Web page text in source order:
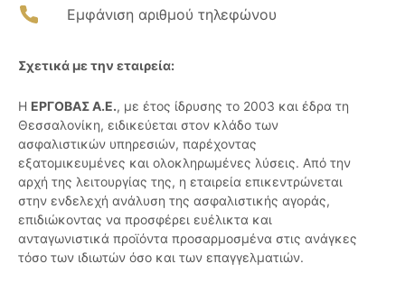
Εμφάνιση αριθμού τηλεφώνου
Σχετικά με την εταιρεία:
Η ΕΡΓΟΒΑΣ Α.Ε., με έτος ίδρυσης το 2003 και έδρα τη
Θεσσαλονίκη, ειδικεύεται στον κλάδο των
ασφαλιστικών υπηρεσιών, παρέχοντας
εξατομικευμένες και ολοκληρωμένες λύσεις. Από την
αρχή της λειτουργίας της, η εταιρεία επικεντρώνεται
στην ενδελεχή ανάλυση της ασφαλιστικής αγοράς,
επιδιώκοντας να προσφέρει ευέλικτα και
ανταγωνιστικά προϊόντα προσαρμοσμένα στις ανάγκες
τόσο των ιδιωτών όσο και των επαγγελματιών.